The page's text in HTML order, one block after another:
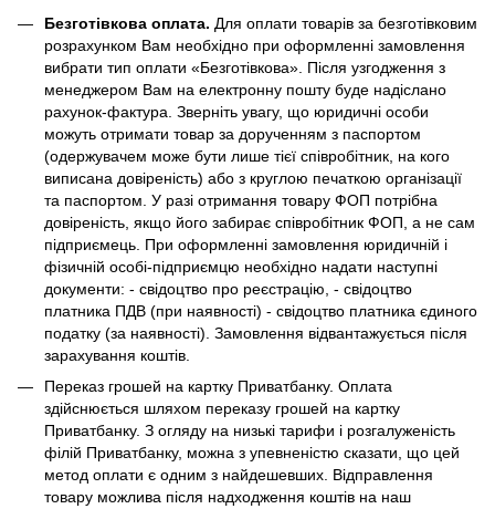
Безготівкова оплата. Для оплати товарів за безготівковим
розрахунком Вам необхідно при оформленні замовлення
вибрати тип оплати «Безготівкова». Після узгодження з
менеджером Вам на електронну пошту буде надіслано
рахунок-фактура. Зверніть увагу, що юридичні особи
можуть отримати товар за дорученням з паспортом
(одержувачем може бути лише тієї співробітник, на кого
виписана довіреність) або з круглою печаткою організації
та паспортом. У разі отримання товару ФОП потрібна
довіреність, якщо його забирає співробітник ФОП, а не сам
підприємець. При оформленні замовлення юридичній і
фізичній особі-підприємцю необхідно надати наступні
документи: - свідоцтво про реєстрацію, - свідоцтво
платника ПДВ (при наявності) - свідоцтво платника єдиного
податку (за наявності). Замовлення відвантажується після
зарахування коштів.
Переказ грошей на картку Приватбанку. Оплата
здійснюється шляхом переказу грошей на картку
Приватбанку. З огляду на низькі тарифи і розгалуженість
філій Приватбанку, можна з упевненістю сказати, що цей
метод оплати є одним з найдешевших. Відправлення
товару можлива після надходження коштів на наш